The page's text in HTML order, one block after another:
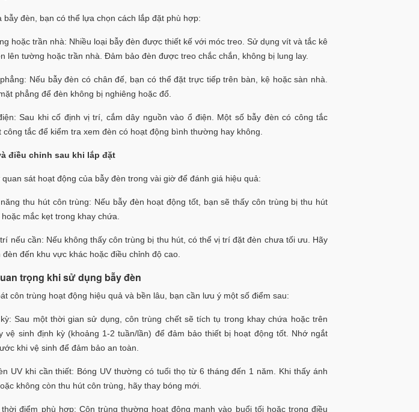
bẫy đèn, bạn có thể lựa chọn cách lắp đặt phù hợp:
hoặc trần nhà: Nhiều loại bẫy đèn được thiết kế với móc treo. Sử dụng vít và tắc kê
lên tường hoặc trần nhà. Đảm bảo đèn được treo chắc chắn, không bị lung lay.
Nếu bẫy đèn có chân đế, bạn có thể đặt trực tiếp trên bàn, kệ hoặc sàn nhà.
phẳng để đèn không bị nghiêng hoặc đổ.
Sau khi cố định vị trí, cắm dây nguồn vào ổ điện. Một số bẫy đèn có công tắc
công tắc để kiểm tra xem đèn có hoạt động bình thường hay không.
điều chỉnh sau khi lắp đặt
sát hoạt động của bẫy đèn trong vài giờ để đánh giá hiệu quả:
thu hút côn trùng: Nếu bẫy đèn hoạt động tốt, bạn sẽ thấy côn trùng bị thu hút
mắc kẹt trong khay chứa.
nếu cần: Nếu không thấy côn trùng bị thu hút, có thể vị trí đặt đèn chưa tối ưu. Hãy
đến khu vực khác hoặc điều chỉnh độ cao.
trọng khi sử dụng bẫy đèn
côn trùng hoạt động hiệu quả và bền lâu, bạn cần lưu ý một số điểm sau:
Sau một thời gian sử dụng, côn trùng chết sẽ tích tụ trong khay chứa hoặc trên
vệ sinh định kỳ (khoảng 1-2 tuần/lần) để đảm bảo thiết bị hoạt động tốt. Nhớ ngắt
khi vệ sinh để đảm bảo an toàn.
UV khi cần thiết: Bóng UV thường có tuổi thọ từ 6 tháng đến 1 năm. Khi thấy ánh
không còn thu hút côn trùng, hãy thay bóng mới.
điểm phù hợp: Côn trùng thường hoạt động mạnh vào buổi tối hoặc trong điều